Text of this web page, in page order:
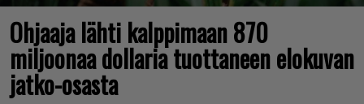
Ohjaaja lähti kalppimaan 870
miljoonaa dollaria tuottaneen elokuvan
jatko-osasta